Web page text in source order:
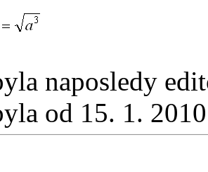
naposledy
od 15. 1.